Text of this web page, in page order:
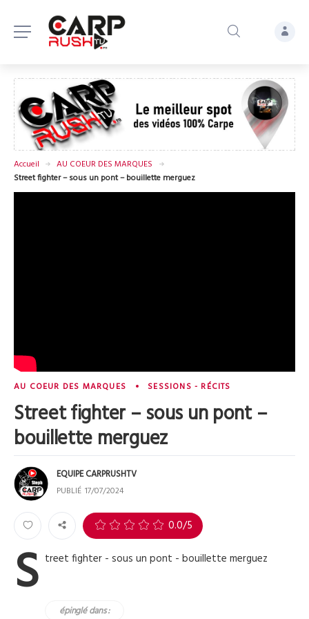
Accueil
AU COEUR DES MARQUES
Street fighter – sous un pont – bouillette merguez
AU COEUR DES MARQUES SESSIONS - RÉCITS
Street fighter – sous un pont –
bouillette merguez
EQUIPE CARPRUSHTV
PUBLIÉ 17/07/2024
0.0/5
S treet fighter - sous un pont - bouillette merguez
épinglé dans :